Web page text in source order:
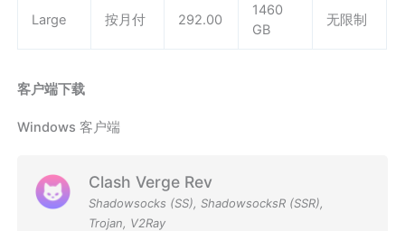
Large 按月付 292.00
1460
GB
无限制
客户端下载
Windows 客户端
Clash Verge Rev
Shadowsocks (SS), ShadowsocksR (SSR),
Trojan, V2Ray